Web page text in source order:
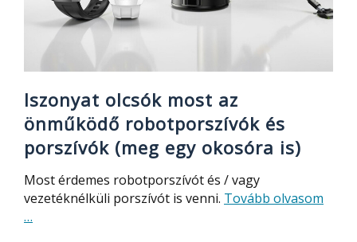
kamerát
kaphat
Iszonyat olcsók most az
önműködő robotporszívók és
porszívók (meg egy okosóra is)
Most érdemes robotporszívót és / vagy
vezetéknélküli porszívót is venni. Tovább olvasom
…